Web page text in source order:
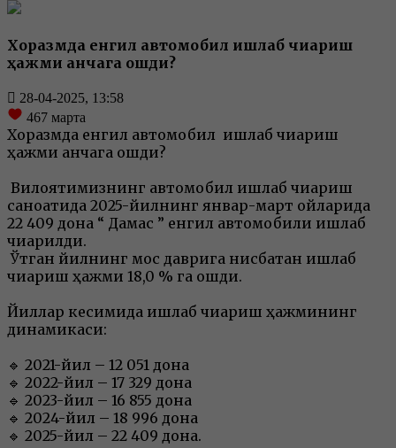
Хоразмда енгил автомобил ишлаб чиқариш
ҳажми қанчага ошди?
28-04-2025, 13:58
467 марта
Хоразмда енгил автомобил ишлаб чиқариш
ҳажми қанчага ошди?
Вилоятимизнинг автомобил ишлаб чиқариш
саноатида 2025-йилнинг январ-март ойларида
22 409 дона “ Дамас ” енгил автомобили ишлаб
чиқарилди.
Ўтган йилнинг мос даврига нисбатан ишлаб
чиқариш ҳажми 18,0 % га ошди.
Йиллар кесимида ишлаб чиқариш ҳажмининг
динамикаси:
🔹 2021-йил – 12 051 дона
🔹 2022-йил – 17 329 дона
🔹 2023-йил – 16 855 дона
🔹 2024-йил – 18 996 дона
🔹 2025-йил – 22 409 дона.